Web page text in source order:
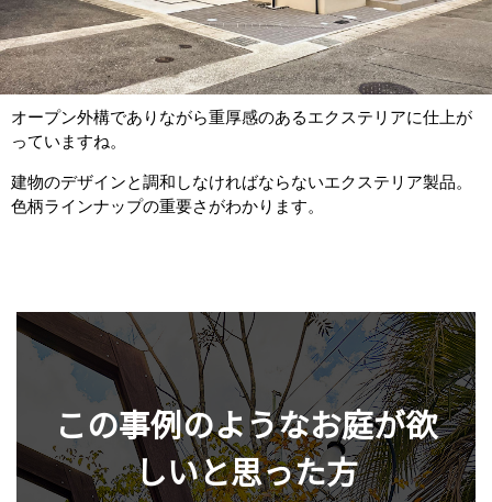
オープン外構でありながら重厚感のあるエクステリアに仕上が
っていますね。
建物のデザインと調和しなければならないエクステリア製品。
色柄ラインナップの重要さがわかります。
この事例のようなお庭が欲
しいと思った方